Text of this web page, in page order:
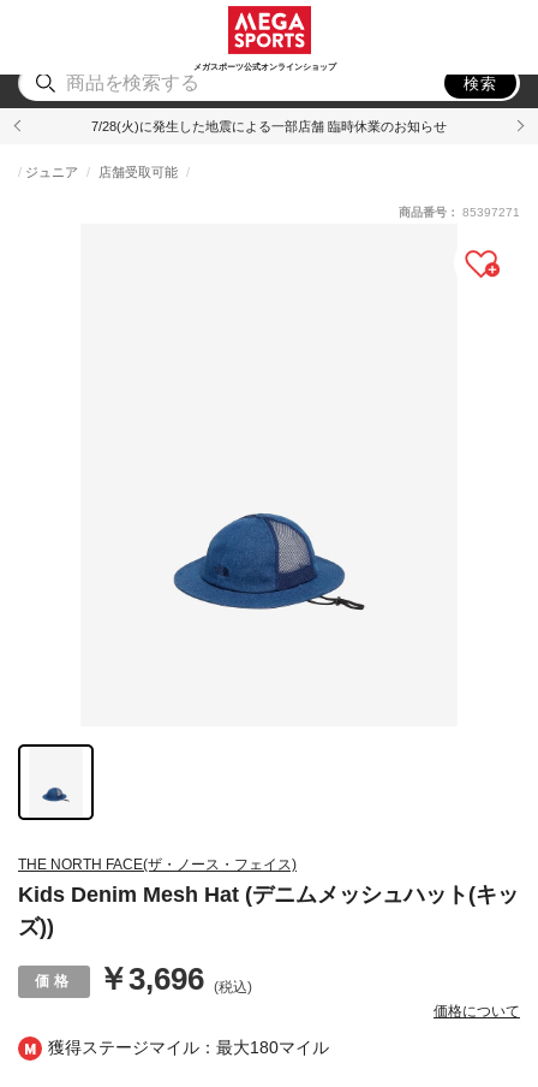
メガスポーツ公式オンラインショップ
アウトドア
検索
7/28(火)に発生した地震による一部店舗 臨時休業のお知らせ
獲得ステージマイル：最大180マイル
THE NORTH FACE(ザ・ノース・フェイス)
Kids Denim Mesh Hat (デニムメッシュハット(キッ
ズ))
ジュニア 店舗受取可能
￥3,696 (税込)
価格について
商品番号： 85397271